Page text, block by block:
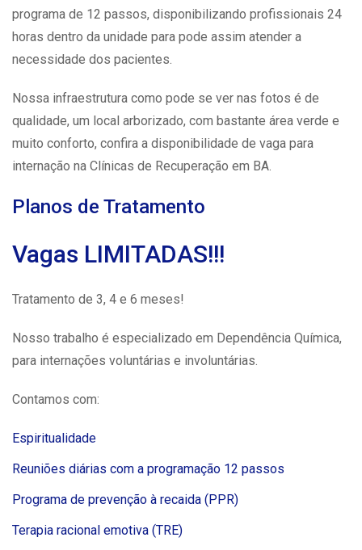
programa de 12 passos, disponibilizando profissionais 24
horas dentro da unidade para pode assim atender a
necessidade dos pacientes.
Nossa infraestrutura como pode se ver nas fotos é de
qualidade, um local arborizado, com bastante área verde e
muito conforto, confira a disponibilidade de vaga para
internação na Clínicas de Recuperação em BA.
Planos de Tratamento
Vagas LIMITADAS!!!
Tratamento de 3, 4 e 6 meses!
Nosso trabalho é especializado em Dependência Química,
para internações voluntárias e involuntárias.
Contamos com:
Espiritualidade
Reuniões diárias com a programação 12 passos
Programa de prevenção à recaida (PPR)
Terapia racional emotiva (TRE)